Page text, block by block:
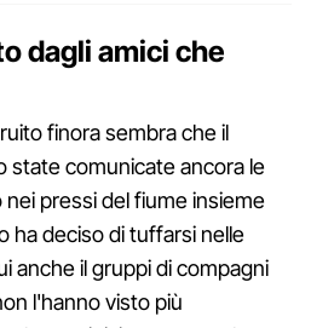
dagli amici che
finora sembra che il
state comunicate ancora le
pressi del fiume insieme
ha deciso di tuffarsi nelle
anche il gruppi di compagni
l'hanno visto più